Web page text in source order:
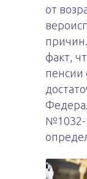
от
факт,
пенсии
№1032-